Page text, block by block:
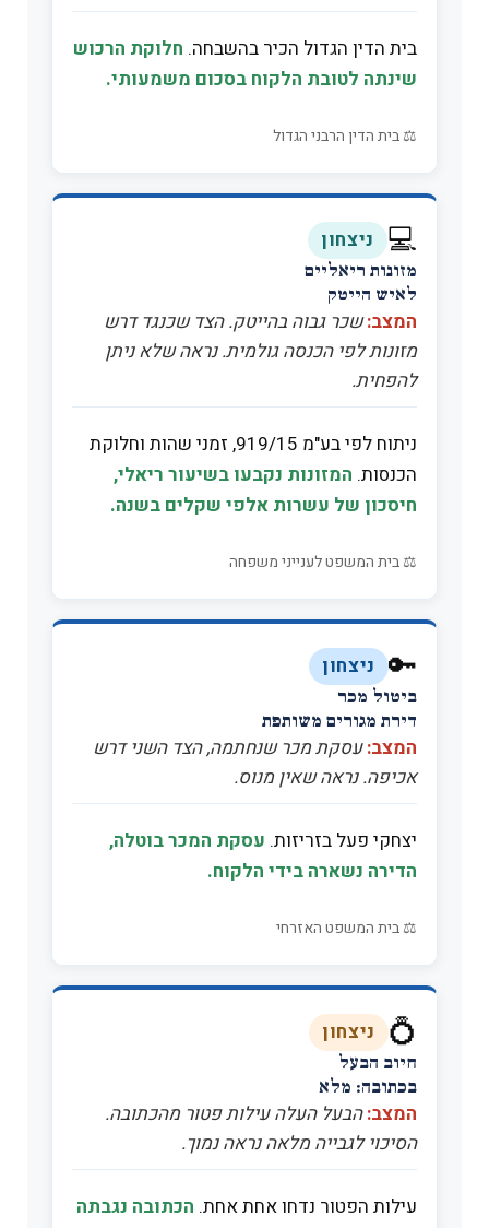
בית הדין הגדול הכיר בהשבחה. חלוקת הרכוש
שינתה לטובת הלקוח בסכום משמעותי.
⚖️ בית הדין הרבני הגדול
💻 ניצחון
מזונות ריאליים
לאיש הייטק
המצב:שכר גבוה בהייטק. הצד שכנגד דרש
מזונות לפי הכנסה גולמית. נראה שלא ניתן
להפחית.
ניתוח לפי בע"מ 919/15, זמני שהות וחלוקת
הכנסות. המזונות נקבעו בשיעור ריאלי,
חיסכון של עשרות אלפי שקלים בשנה.
⚖️ בית המשפט לענייני משפחה
🔑 ניצחון
ביטול מכר
דירת מגורים משותפת
המצב:עסקת מכר שנחתמה, הצד השני דרש
אכיפה. נראה שאין מנוס.
יצחקי פעל בזריזות. עסקת המכר בוטלה,
הדירה נשארה בידי הלקוח.
⚖️ בית המשפט האזרחי
💍 ניצחון
חיוב הבעל
בכתובה: מלא
המצב:הבעל העלה עילות פטור מהכתובה.
הסיכוי לגבייה מלאה נראה נמוך.
עילות הפטור נדחו אחת אחת. הכתובה נגבתה